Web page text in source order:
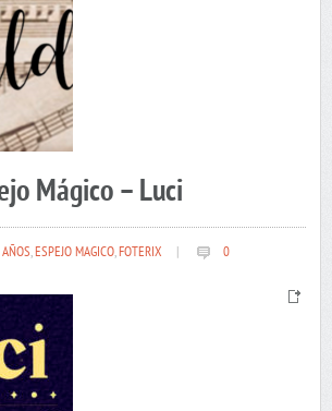
Mágico – Luci
,ESPEJO MAGICO,FOTERIX 0